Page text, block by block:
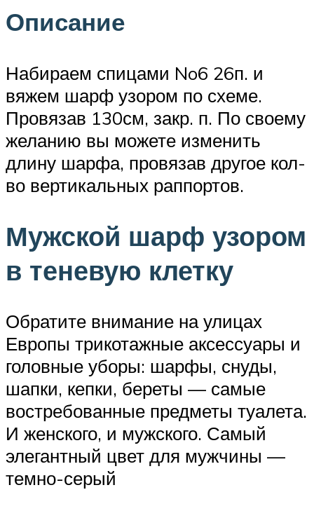
Описание
Набираем спицами No6 26п. и
вяжем шарф узором по схеме.
Провязав 130см, закр. п. По своему
желанию вы можете изменить
длину шарфа, провязав другое кол-
во вертикальных раппортов.
Мужской шарф узором
в теневую клетку
Обратите внимание на улицах
Европы трикотажные аксессуары и
головные уборы: шарфы, снуды,
шапки, кепки, береты — самые
востребованные предметы туалета.
И женского, и мужского. Самый
элегантный цвет для мужчины —
темно-серый